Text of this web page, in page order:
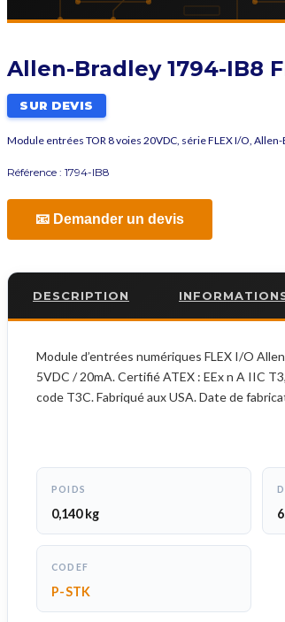
Allen-Bradley 1794-IB8
SUR DEVIS
Module entrées TOR 8 voies 20VDC, série FLEX I/O,
Référence : 1794-IB8
📧 Demander un devis
DESCRIPTION
Module d’entrées numériques FLEX I/O
5VDC / 20mA. Certifié ATEX : EEx n A IIC
code T3C. Fabriqué aux USA. Date de
POIDS
0,140 kg
CODEF
P-STK